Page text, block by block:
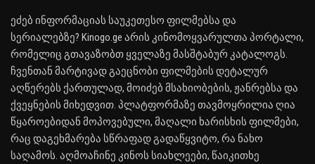
ეძებ ინფორმაციას საუკეთესო ფილმებსა და
სერიალებზე? Kinogo.ge არის კინომოყვარულთა პორტალი,
რომელიც გთავაზობთ ყველაზე მასშტაბურ კატალოგს.
ჩვენთან მარტივად გაეცნობი ფილმების დეტალურ
აღწერებს ქართულად, მოიძებ მსახიობების, ჟანრებსა და
ქვეყნების მიხედვით. პლატფორმაზე თავმოყრილია ღია
წყაროებიდან მოპოვებული, მაღალი ხარისხის ფილმები,
რაც დაგეხმარება სწრაფად გადაწყვიტო, რა ნახო
საღამოს. აღმოაჩინე კინოს სიახლეები, წაიკითხე